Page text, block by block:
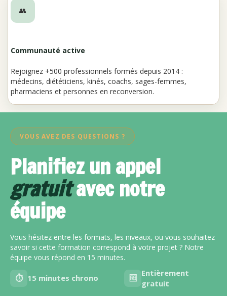
👥
Communauté active
Rejoignez +500 professionnels formés depuis 2014 :
médecins, diététiciens, kinés, coachs, sages-femmes,
pharmaciens et personnes en reconversion.
VOUS AVEZ DES QUESTIONS ?
Planifiez un appel
gratuitavec notre
équipe
Vous hésitez entre les formats, les niveaux, ou vous souhaitez
savoir si cette formation correspond à votre projet ? Notre
équipe vous répond en 15 minutes.
⏱️ 15 minutes chrono 🆓
Entièrement
gratuit